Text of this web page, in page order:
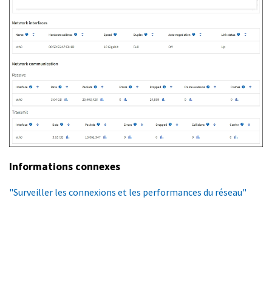
Informations connexes
"Surveiller les connexions et les performances du réseau"